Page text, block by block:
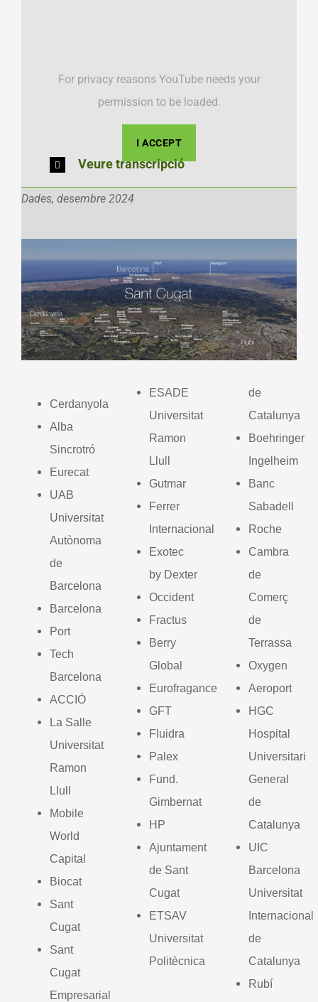
For privacy reasons YouTube needs your
permission to be loaded.
I ACCEPT
Veure transcripció
Dades, desembre 2024
Cerdanyola
Alba
Sincrotró
Eurecat
UAB
Universitat
Autònoma
de
Barcelona
Barcelona
Port
Tech
Barcelona
ACCIÓ
La Salle
Universitat
Ramon
Llull
Mobile
World
Capital
Biocat
Sant
Cugat
Sant
Cugat
Empresarial
ESADE
Universitat
Ramon
Llull
Gutmar
Ferrer
Internacional
Exotec
by Dexter
Occident
Fractus
Berry
Global
Eurofragance
GFT
Fluidra
Palex
Fund.
Gimbernat
HP
Ajuntament
de Sant
Cugat
ETSAV
Universitat
Politècnica
de
Catalunya
Boehringer
Ingelheim
Banc
Sabadell
Roche
Cambra
de
Comerç
de
Terrassa
Oxygen
Aeroport
HGC
Hospital
Universitari
General
de
Catalunya
UIC
Barcelona
Universitat
Internacional
de
Catalunya
Rubí